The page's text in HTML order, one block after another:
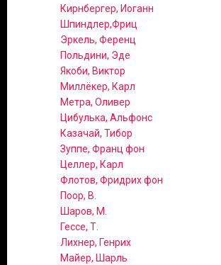
Кирнбергер, Иоганн
Шпиндлер,Фриц
Эркель, Ференц
Польдини, Эде
Якоби, Виктор
Миллёкер, Карл
Метра, Оливер
Цибулька, Альфонс
Казачай, Тибор
Зуппе, Франц фон
Целлер, Карл
Флотов, Фридрих фон
Поор, В.
Шаров, М.
Гессе, Т.
Лихнер, Генрих
Майер, Шарль